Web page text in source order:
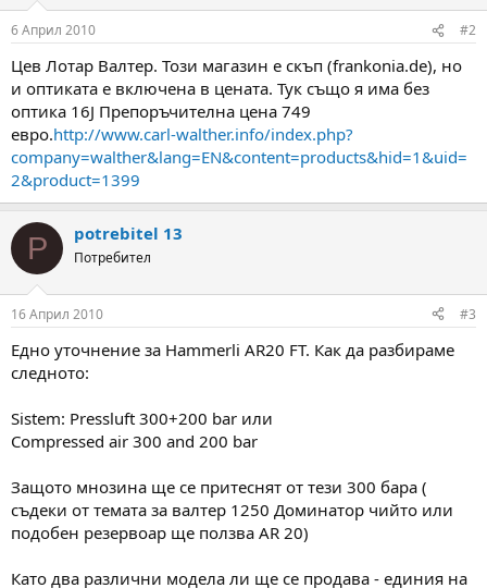
6 Април 2010 #2
Цев Лотар Валтер. Този магазин е скъп (frankonia.de), но
и оптиката е включена в цената. Тук също я има без
оптика 16J Препоръчителна цена 749
евро.http://www.carl-walther.info/index.php?
company=walther&lang=EN&content=products&hid=1&uid=
2&product=1399
P potrebitel 13
Потребител
16 Април 2010 #3
Едно уточнение за Hammerli AR20 FT. Как да разбираме
следното:
Sistem: Pressluft 300+200 bar или
Compressed air 300 and 200 bar
Защото мнозина ще се притеснят от тези 300 бара (
съдеки от темата за валтер 1250 Доминатор чийто или
подобен резервоар ще ползва AR 20)
Като два различни модела ли ще се продава - единия на